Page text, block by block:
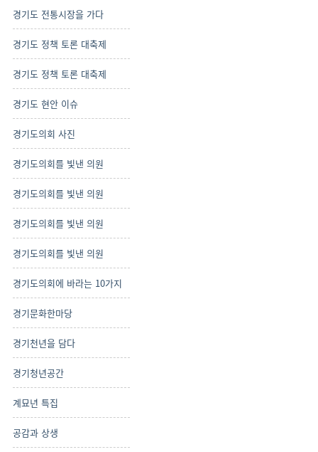
경기도 전통시장을 가다
경기도 정책 토론 대축제
경기도 정책 토론 대축제
경기도 현안 이슈
경기도의회 사진
경기도의회를 빛낸 의원
경기도의회를 빛낸 의원
경기도의회를 빛낸 의원
경기도의회를 빛낸 의원
경기도의회에 바라는 10가지
경기문화한마당
경기천년을 담다
경기청년공간
계묘년 특집
공감과 상생